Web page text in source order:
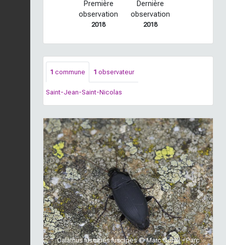
Première
observation
2018
Dernière
observation
2018
1 commune 1 observateur
Saint-Jean-Saint-Nicolas
Calathus fuscipes fuscipes © Marc Corail - Parc
Previous Next